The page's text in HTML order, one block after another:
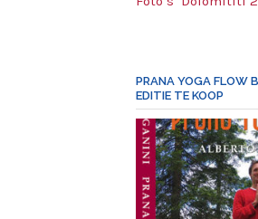
PRANA YOGA FLOW
EDITIE TE KOOP